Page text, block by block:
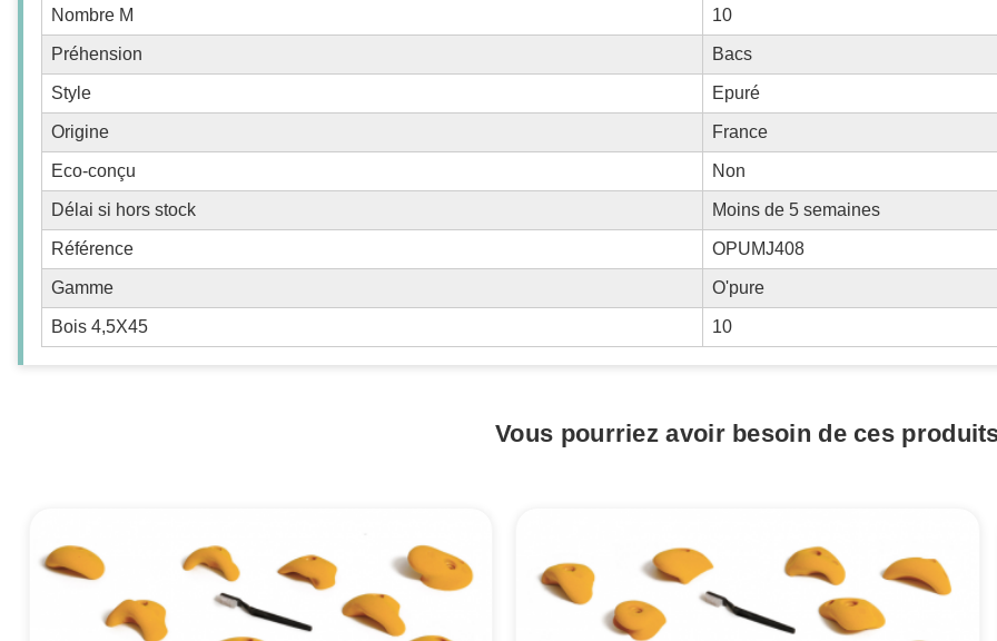
Nombre M 10
Préhension Bacs
Style Epuré
Origine France
Eco-conçu Non
Délai si hors stock Moins de 5 semaines
Référence OPUMJ408
Gamme O'pure
Bois 4,5X45 10
Vous pourriez avoir besoin de ces